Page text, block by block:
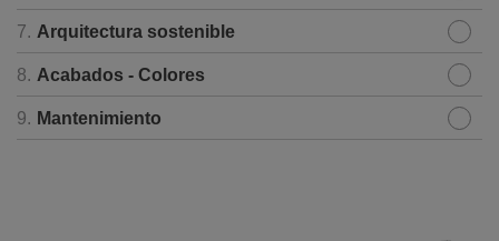
7. Arquitectura sostenible
8. Acabados - Colores
9. Mantenimiento